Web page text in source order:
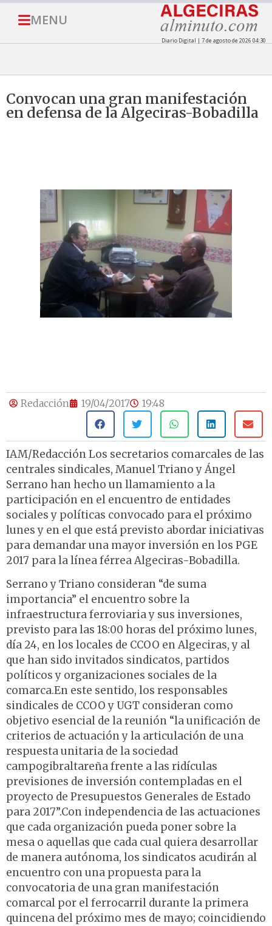
MENU
Diario Digital | 7 de agosto de 2026 04:30
Convocan una gran manifestación
en defensa de la Algeciras-Bobadilla
Redacción 19/04/2017 19:48
IAM/Redacción Los secretarios comarcales de las
centrales sindicales, Manuel Triano y Ángel
Serrano han hecho un llamamiento a la
participación en el encuentro de entidades
sociales y políticas convocado para el próximo
lunes y en el que está previsto abordar iniciativas
para demandar una mayor inversión en los PGE
2017 para la línea férrea Algeciras-Bobadilla.
Serrano y Triano consideran “de suma
importancia” el encuentro sobre la
infraestructura ferroviaria y sus inversiones,
previsto para las 18:00 horas del próximo lunes,
día 24, en los locales de CCOO en Algeciras, y al
que han sido invitados sindicatos, partidos
políticos y organizaciones sociales de la
comarca.En este sentido, los responsables
sindicales de CCOO y UGT consideran como
objetivo esencial de la reunión “la unificación de
criterios de actuación y la articulación de una
respuesta unitaria de la sociedad
campogibraltareña frente a las ridículas
previsiones de inversión contempladas en el
proyecto de Presupuestos Generales de Estado
para 2017”.Con independencia de las actuaciones
que cada organización pueda poner sobre la
mesa o aquellas que cada cual quiera desarrollar
de manera autónoma, los sindicatos acudirán al
encuentro con una propuesta para la
convocatoria de una gran manifestación
comarcal por el ferrocarril durante la primera
quincena del próximo mes de mayo; coincidiendo